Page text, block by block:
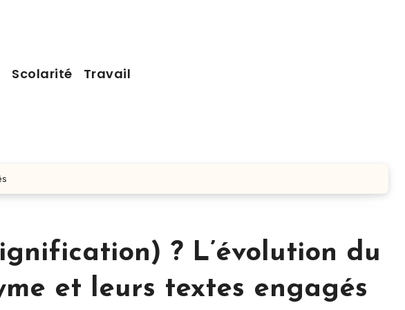
Scolarité Travail
? L’évolution du
et leurs textes engagés